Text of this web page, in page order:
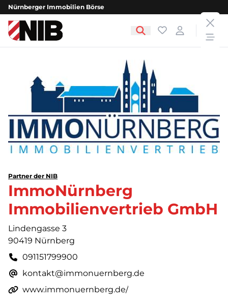
Nürnberger Immobilien Börse
NIB - Nürnberger Immobilien Börse Favoriten
Login
Partner der NIB
ImmoNürnberg
Immobilienvertrieb GmbH
Lindengasse 3
90419 Nürnberg
091151799900
kontakt@immonuernberg.de
www.immonuernberg.de/